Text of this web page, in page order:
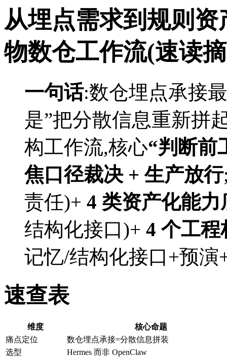
从埋点需求到规则资
物数仓工作流(速读
一句话:数仓埋点承接
是”把分散信息重新拼
构工作流,核心“判断前
焦口径裁决 + 生产放行
责任)+ 4 类资产化能力
结构化接口)+ 4 个工程
记忆/结构化接口+预演
速查表
维度
核心命题
痛点定位
数仓埋点承接=分散信息拼装
选型
Hermes 而非 OpenClaw